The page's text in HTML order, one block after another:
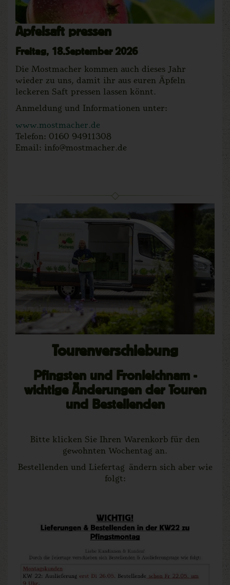
Apfelsaft pressen
Freitag, 18.September 2026
Die Mostmacher kommen auch dieses Jahr
wieder zu uns, damit ihr aus euren Äpfeln
leckeren Saft pressen lassen könnt.
Anmeldung und Informationen unter:
www.mostmacher.de
Telefon: 0160 94911308
Email: info@mostmacher.de
Tourenverschiebung
Pfingsten und Fronleichnam -
wichtige Änderungen der Touren
und Bestellenden
Bitte klicken Sie Ihren Warenkorb für den
gewohnten Wochentag an.
Bestellenden und Liefertag ändern sich aber wie
folgt: